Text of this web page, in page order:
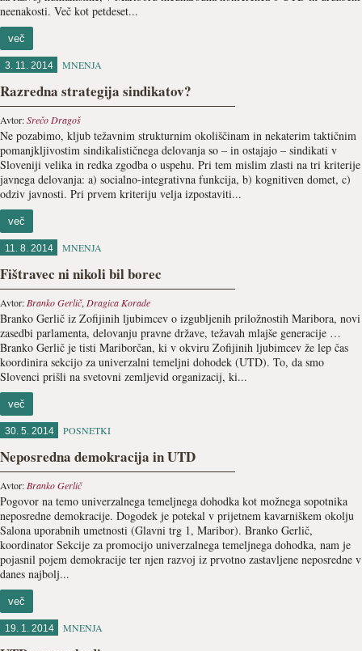
neenakosti. Več kot petdeset...
več
3. 11. 2014 MNENJA
Razredna strategija sindikatov?
Avtor:Srečo Dragoš
Ne pozabimo, kljub težavnim strukturnim okoliščinam in nekaterim taktičnim
pomanjkljivostim sindikalističnega delovanja so – in ostajajo – sindikati v
Sloveniji velika in redka zgodba o uspehu. Pri tem mislim zlasti na tri kriterije
javnega delovanja: a) socialno-integrativna funkcija, b) kognitiven domet, c)
odziv javnosti. Pri prvem kriteriju velja izpostaviti...
več
11. 8. 2014 MNENJA
Fištravec ni nikoli bil borec
Avtor: Branko Gerlič, Dragica Korade
Branko Gerlič iz Zofijinih ljubimcev o izgubljenih priložnostih Maribora, novi
zasedbi parlamenta, delovanju pravne države, težavah mlajše generacije …
Branko Gerlič je tisti Mariborčan, ki v okviru Zofijinih ljubimcev že lep čas
koordinira sekcijo za univerzalni temeljni dohodek (UTD). To, da smo
Slovenci prišli na svetovni zemljevid organizacij, ki...
več
30. 5. 2014 POSNETKI
Neposredna demokracija in UTD
Avtor: Branko Gerlič
Pogovor na temo univerzalnega temeljnega dohodka kot možnega sopotnika
neposredne demokracije. Dogodek je potekal v prijetnem kavarniškem okolju
Salona uporabnih umetnosti (Glavni trg 1, Maribor). Branko Gerlič,
koordinator Sekcije za promocijo univerzalnega temeljnega dohodka, nam je
pojasnil pojem demokracije ter njen razvoj iz prvotno zastavljene neposredne v
danes najbolj...
več
19. 1. 2014 MNENJA